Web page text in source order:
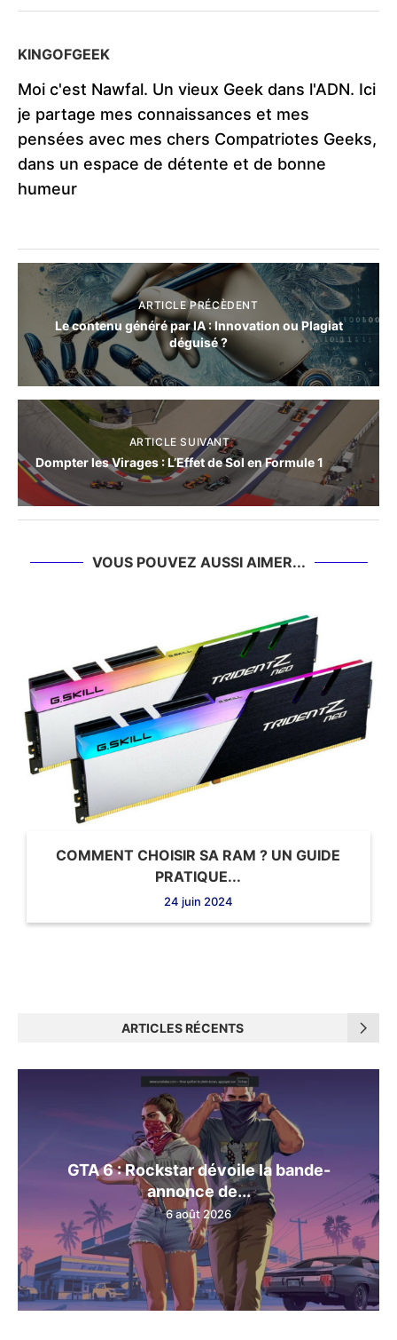
KINGOFGEEK
Moi c'est Nawfal. Un vieux Geek dans l'ADN. Ici
je partage mes connaissances et mes
pensées avec mes chers Compatriotes Geeks,
dans un espace de détente et de bonne
humeur
ARTICLE PRÉCÈDENT
Le contenu généré par IA : Innovation ou Plagiat
déguisé ?
ARTICLE SUIVANT
Dompter les Virages : L’Effet de Sol en Formule 1
VOUS POUVEZ AUSSI AIMER...
COMMENT CHOISIR SA RAM ? UN GUIDE
PRATIQUE...
24 juin 2024
ARTICLES RÉCENTS
GTA 6 : Rockstar dévoile la bande-
annonce de...
6 août 2026